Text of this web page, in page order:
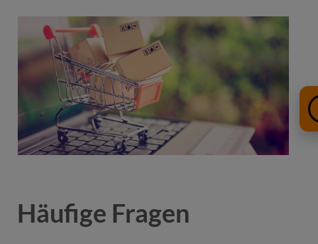
Häufige Fragen